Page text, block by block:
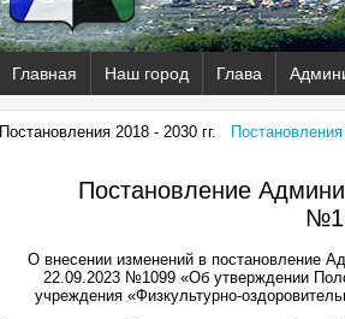
Главная Наш город Глава
Постановления 2018 - 2030 гг. Постановления
Постановление
О внесении изменений в постановление
22.09.2023 №1099 «Об утверждении
учреждения «Физкультурно-